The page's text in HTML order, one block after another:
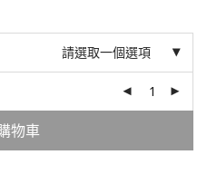
請選取一個選項
物車